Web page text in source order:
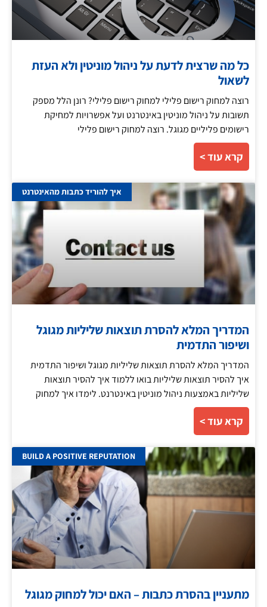
כל מה שרצית לדעת על ניהול מוניטין ולא העזת
לשאול
רוצה למחוק רישום פלילי למחוק רישום פלילי? רונן הלל מספק
תשובות על ניהול מוניטין באינטרנט ועל אפשרויות למחיקת
רישומים פליליים מגוגל. רוצה למחוק רישום פלילי
קרא עוד >
איך להוריד כתבות מהאינטרנט
המדריך המלא להסרת תוצאות שליליות מגוגל
ושיפור התדמית
המדריך המלא להסרת תוצאות שליליות מגוגל ושיפור התדמית
איך להסיר תוצאות שליליות בואו ללמוד איך להסיר תוצאות
שליליות באמצעות ניהול מוניטין באינטרנט. לימדו איך למחוק
קרא עוד >
BUILD A POSITIVE REPUTATION
מתעניין בהסרת כתבות – האם יכול למחוק מגוגל